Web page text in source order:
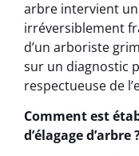
arbre intervient
irréversiblement
d’un arboriste
sur un diagnostic
respectueuse de
Comment est
d’élagage d’arbre